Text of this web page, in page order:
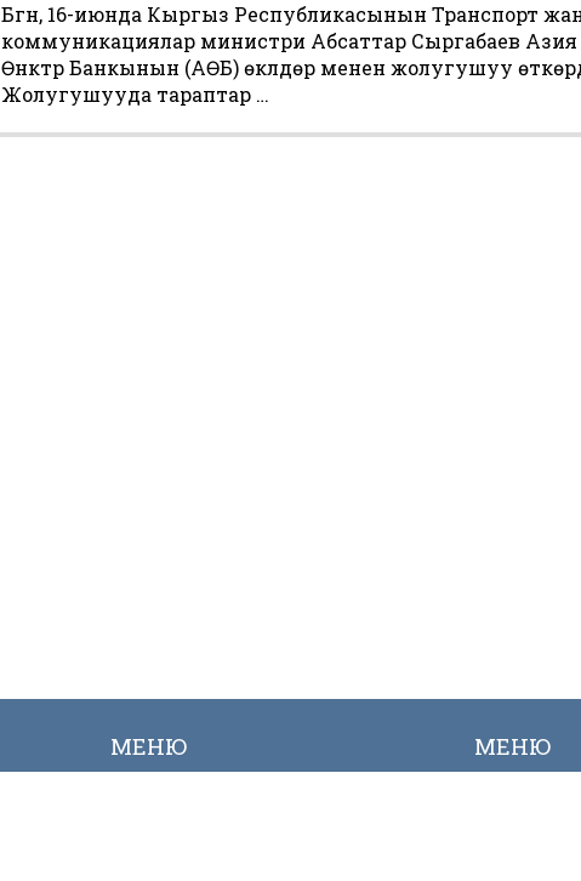
Бүгүн, 16-июнда Кыргыз Республикасынын Транспорт
коммуникациялар министри Абсаттар Сыргабаев Азия
Өнүктүрүү Банкынын (АӨБ) өкүлдөрү менен жолугушуу
Жолугушууда тараптар …
МЕНЮ МЕНЮ